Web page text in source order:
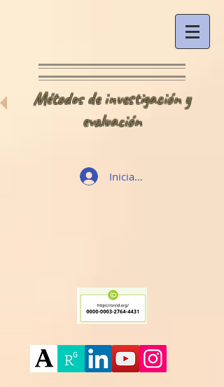
Métodos de investigación y
evaluación
Iniciar sesión